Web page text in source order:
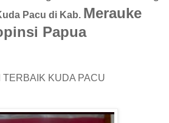
Pacu di Kab. Merauke
Papua
TERBAIK KUDA PACU